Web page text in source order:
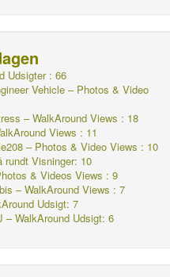
Udsigter : 66
Vehicle – Photos & Video
– WalkAround Views : 18
Views : 11
– Photos & Video Views : 10
rundt Visninger: 10
& Videos Views : 9
– WalkAround Views : 7
Udsigt: 7
– WalkAround Udsigt: 6